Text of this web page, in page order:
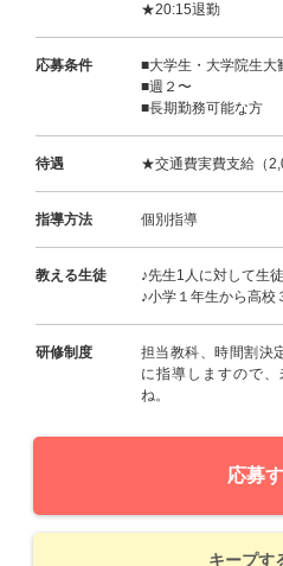
★20:15退勤
応募条件
■大学生・大学院生大
■週２〜
■長期勤務可能な方
待遇 ★交通費実費支給（
指導方法 個別指導
教える生徒
♪先生1人に対して生
♪小学１年生から高校
研修制度
担当教科、時間割決
に指導しますので
ね。
応募
キープす